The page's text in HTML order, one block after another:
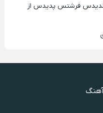
ندیدس فرشتس پدیدس از